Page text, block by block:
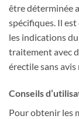
être déterminée
spécifiques. Il
les indications
traitement avec
érectile sans avis
Conseils
Pour obtenir les